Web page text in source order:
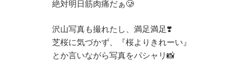
絶対明日筋肉痛だぁ🥲
沢山写真も撮れたし、満足満足❣️
芝桜に気づかず、『桜よりきれーい』
とか言いながら写真をパシャリ📸